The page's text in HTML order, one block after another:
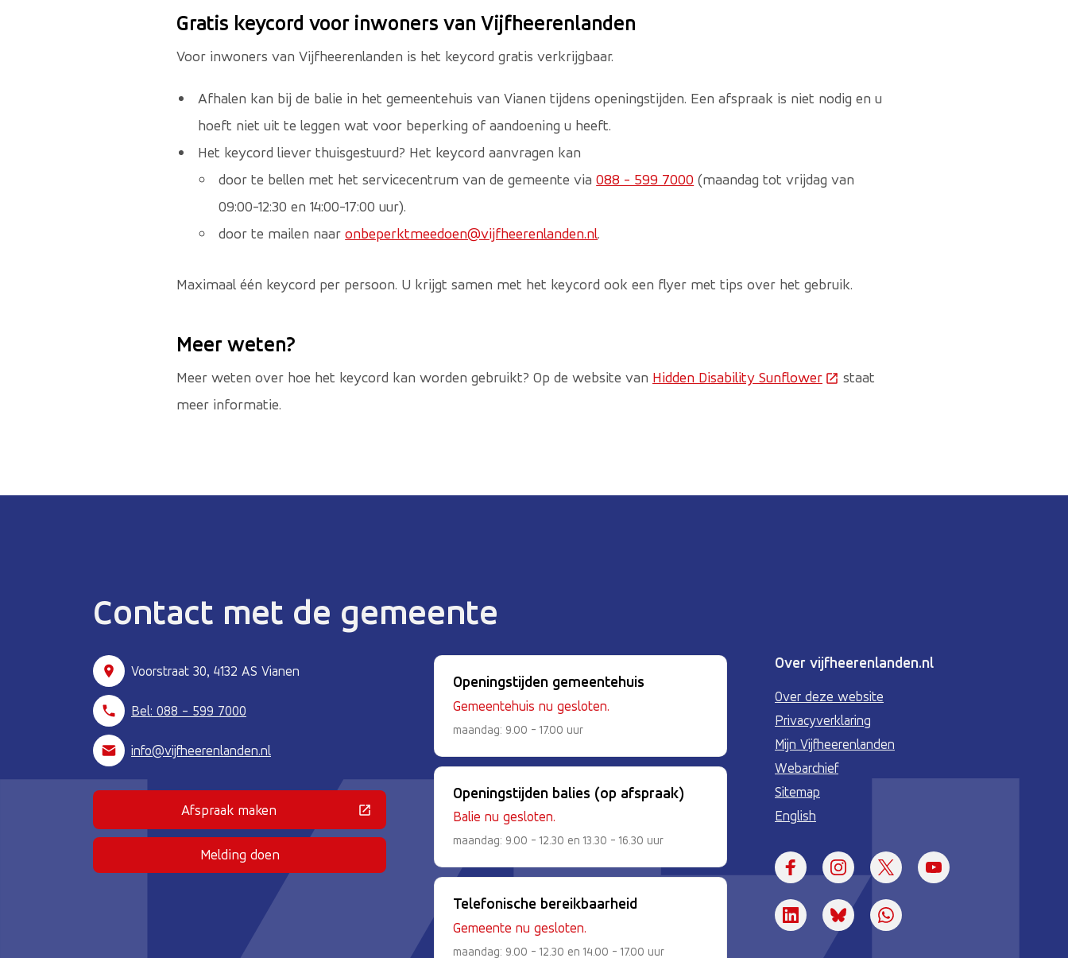
Gratis keycord voor inwoners van Vijfheerenlanden
Voor inwoners van Vijfheerenlanden is het keycord gratis verkrijgbaar.
Afhalen kan bij de balie in het gemeentehuis van Vianen tijdens openingstijden. Een afspraak is niet nodig en u
hoeft niet uit te leggen wat voor beperking of aandoening u heeft.
Het keycord liever thuisgestuurd? Het keycord aanvragen kan
door te bellen met het servicecentrum van de gemeente via088 - 599 7000 (maandag tot vrijdag van
09:00-12:30 en 14:00-17:00 uur).
door te mailen naaronbeperktmeedoen@vijfheerenlanden.nl.
Maximaal één keycord per persoon. U krijgt samen met het keycord ook een flyer met tips over het gebruik.
Meer weten?
Meer weten over hoe het keycord kan worden gebruikt? Op de website van Hidden Disability Sunflower (Deze link gaat naar een externe
staat
meer informatie.
Contact met de gemeente
Voorstraat 30, 4132 AS Vianen
Bel: 088 - 599 7000
info@vijfheerenlanden.nl
Afspraak maken(Deze link gaat naar een externe website)
Melding doen
Openingstijden gemeentehuis
Gemeentehuis nu gesloten.
maandag: 9.00 - 17.00 uur
Openingstijden balies (op afspraak)
Balie nu gesloten.
maandag: 9.00 - 12.30 en 13.30 - 16.30 uur
Telefonische bereikbaarheid
Gemeente nu gesloten.
maandag: 9.00 - 12.30 en 14.00 - 17.00 uur
Over vijfheerenlanden.nl
Over deze website
Privacyverklaring
Mijn Vijfheerenlanden
Webarchief
Sitemap
English